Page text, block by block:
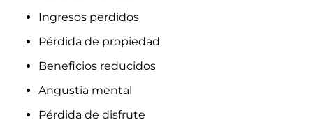
Ingresos perdidos
Pérdida de propiedad
Beneficios reducidos
Angustia mental
Pérdida de disfrute